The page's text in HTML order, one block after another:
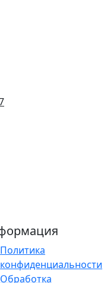
Политика
конфиденциальности
Обработка